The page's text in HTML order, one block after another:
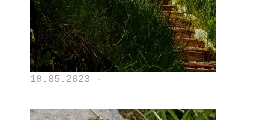
18.05.2023 -